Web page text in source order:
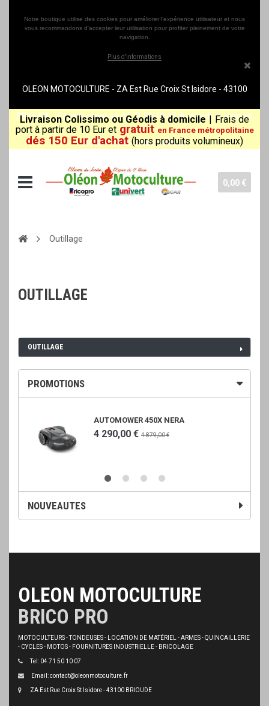
Notre boutique utilise des cookies pour améliorer l'expérience utilisateur et nous
vous recommandons d'accepter leur utilisation pour profiter pleinement de votre
navigation.
Plus d'informations
OLEON MOTOCULTURE - ZA Est Rue Croix St Isidore - 43100
BRIOUDE - Service client au 04 71 50 10 07 du mardi au samedi
(8h30-12h00/14h00-18h30)
Livraison Colissimo ou Géodis à domicile | Frais de
port à partir de 10 Eur et gratuit en France métropolitaine
dés 150 Eur d'achat (hors produits volumineux)
0,00 €
Outillage
OUTILLAGE
PROMOTIONS
AUTOMOWER 450X NERA
4 290,00 € 4 879,00 €
NOUVEAUTES
OUTILLAGE
OLEON MOTOCULTURE
BRICO PRO
MOTOCULTEURS - TONDEUSES - LOCATION DE MATÉRIEL - ARMES - QUINCAILLERIE
- CYCLES - MOTOS - FOURNITURES INDUSTRIELLE - BRICOLAGE
Tel: 04 71 50 10 07
Email: contact@oleonmotoculture.fr
ZA Est Rue Croix St Isidore - 43100 BRIOUDE